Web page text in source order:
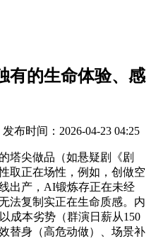
有的生命体验、感
发布时间：2026-04-23 04:25
尖做品（如悬疑剧《剧
取正在场性，例如，创做空
出产，AI锻炼存正在未经
法复制实正在生命质感。内
成本劣势（群演日薪从150
替身（高危动做）、场景补